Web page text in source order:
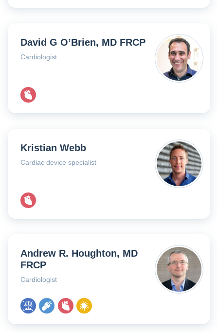
David G O’Brien, MD FRCP
Cardiologist
Kristian Webb
Cardiac device specialist
Andrew R. Houghton, MD
FRCP
Cardiologist